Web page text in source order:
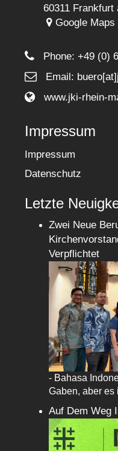
60311 Frankfurt
Google Maps
Phone:+49 (0)
Email:
www.jki-rhein-
Impressum
Impressum
Datenschutz
Letzte
Zwei Neue
Verpflichtet
- Bahasa
Gaben, aber
Auf Dem Weg